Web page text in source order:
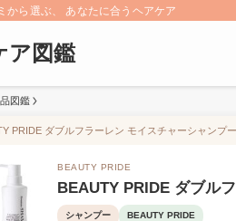
から選ぶ、 あなたに合うヘアケア
ア図鑑
図鑑
PRIDE ダブルフラーレン モイスチャーシャンプ
BEAUTY PRIDE
BEAUTY PRIDE ダブル
シャンプー BEAUTY PRIDE